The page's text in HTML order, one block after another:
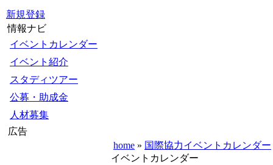
新規登録
情報ナビ
イベントカレンダー
イベント紹介
スタディツアー
公募・助成金
人材募集
広告
home » 国際協力イベントカレンダー
イベントカレンダー